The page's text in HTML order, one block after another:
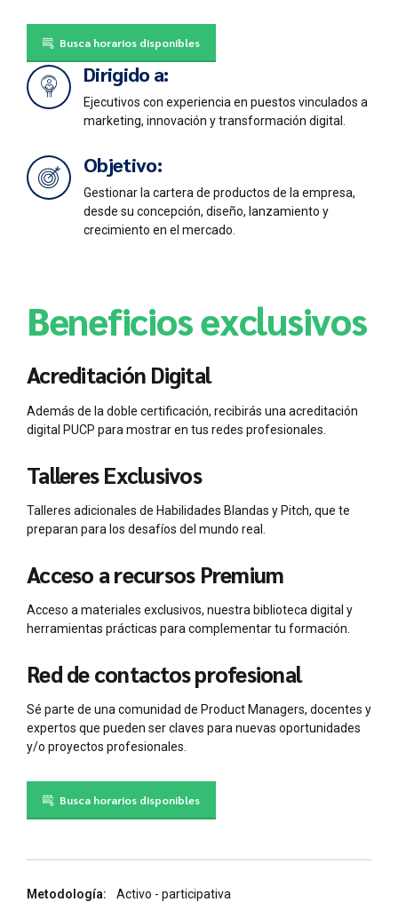
Busca horarios disponibles
Dirigido a:
Ejecutivos con experiencia en puestos vinculados a
marketing, innovación y transformación digital.
Objetivo:
Gestionar la cartera de productos de la empresa,
desde su concepción, diseño, lanzamiento y
crecimiento en el mercado.
Beneficios exclusivos
Acreditación Digital
Además de la doble certificación, recibirás una acreditación
digital PUCP para mostrar en tus redes profesionales.
Talleres Exclusivos
Talleres adicionales de Habilidades Blandas y Pitch, que te
preparan para los desafíos del mundo real.
Acceso a recursos Premium
Acceso a materiales exclusivos, nuestra biblioteca digital y
herramientas prácticas para complementar tu formación.
Red de contactos profesional
Sé parte de una comunidad de Product Managers, docentes y
expertos que pueden ser claves para nuevas oportunidades
y/o proyectos profesionales.
Busca horarios disponibles
Metodología:
Activo - participativa